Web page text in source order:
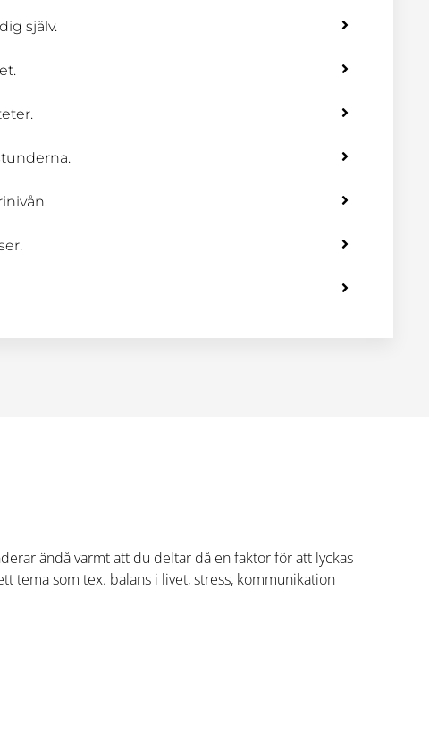
själv.
ändå varmt att du deltar då en faktor för att lyckas
tema som tex. balans i livet, stress, kommunikation